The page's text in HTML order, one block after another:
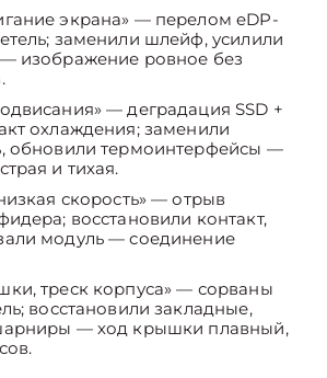
экрана» — перелом eDP-
заменили шлейф, усилили
изображение ровное без
— деградация SSD +
охлаждения; заменили
обновили термоинтерфейсы —
и тихая.
скорость» — отрыв
восстановили контакт,
модуль — соединение
треск корпуса» — сорваны
восстановили закладные,
— ход крышки плавный,